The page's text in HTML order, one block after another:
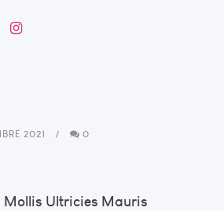
2021 0
Mollis Ultricies Mauris